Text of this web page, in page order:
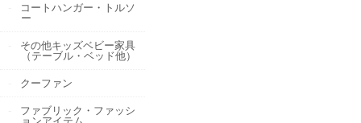
コートハンガー・トルソ
ー
その他キッズベビー家具
（テーブル・ベッド他）
クーファン
ファブリック・ファッシ